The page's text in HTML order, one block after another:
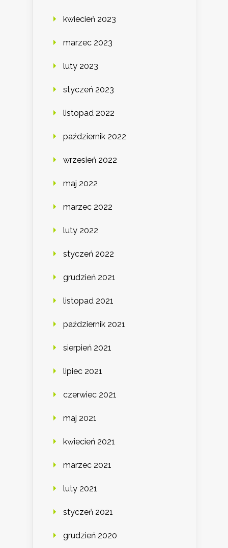
kwiecień 2023
marzec 2023
luty 2023
styczeń 2023
listopad 2022
październik 2022
wrzesień 2022
maj 2022
marzec 2022
luty 2022
styczeń 2022
grudzień 2021
listopad 2021
październik 2021
sierpień 2021
lipiec 2021
czerwiec 2021
maj 2021
kwiecień 2021
marzec 2021
luty 2021
styczeń 2021
grudzień 2020